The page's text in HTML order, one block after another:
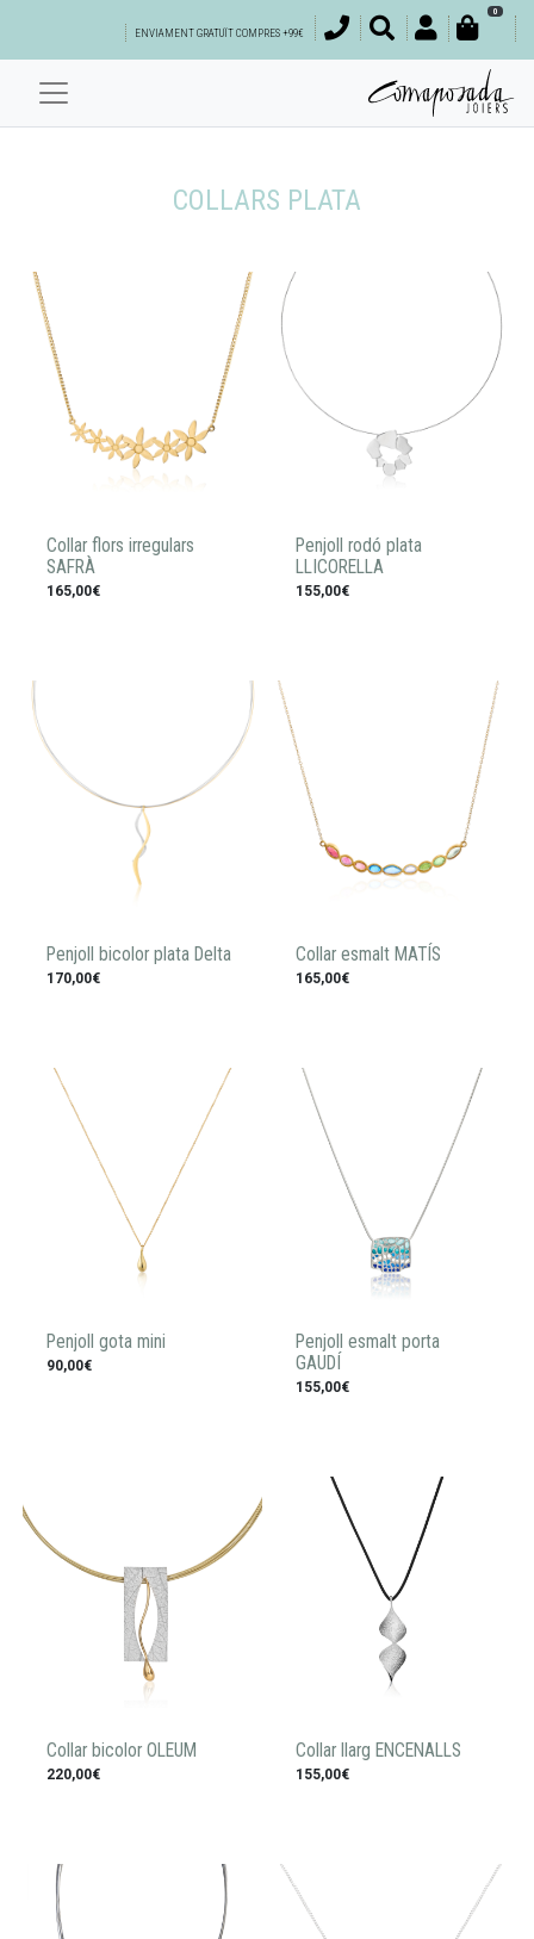
ENVIAMENT GRATUÏT COMPRES +99€
0
COLLARS PLATA
Collar flors irregulars
SAFRÀ
165,00€
Penjoll rodó plata
LLICORELLA
155,00€
Penjoll bicolor plata Delta
170,00€
Collar esmalt MATÍS
165,00€
Penjoll gota mini
90,00€
Penjoll esmalt porta
GAUDÍ
155,00€
Collar bicolor OLEUM
220,00€
Collar llarg ENCENALLS
155,00€